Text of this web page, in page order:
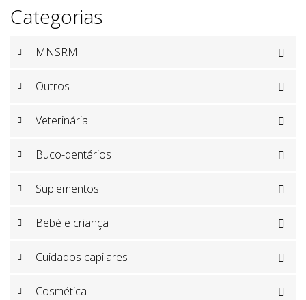
Categorias
MNSRM 
Outros 
Veterinária 
Buco-dentários 
Suplementos 
Bebé e criança 
Cuidados capilares 
Cosmética 